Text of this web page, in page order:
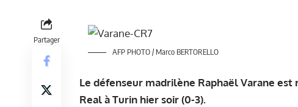
Partager
AFP PHOTO / Marco BERTORELLO
Le défenseur madrilène Raphaël Varane
Real à Turin hier soir (0-3).